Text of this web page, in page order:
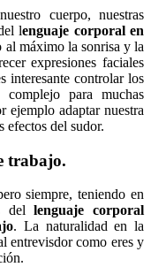
cuerpo, nuestras
lenguaje corporal en
al máximo la sonrisa y la
expresiones faciales
interesante controlar los
para muchas
ejemplo adaptar nuestra
efectos del sudor.
trabajo.
siempre, teniendo en
dellenguaje corporal
. La naturalidad en la
entrevisdor como eres y